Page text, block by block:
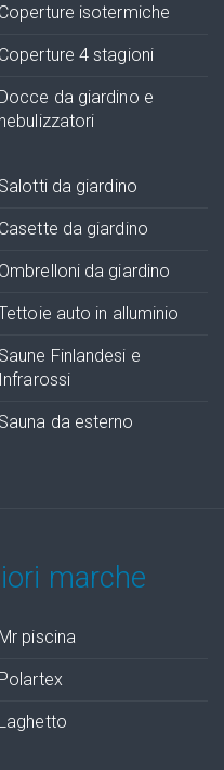
Coperture isotermiche
Coperture 4 stagioni
Docce da giardino e
nebulizzatori
Salotti da giardino
Casette da giardino
Ombrelloni da giardino
auto in alluminio
Saune Finlandesi e
Infrarossi
Sauna da esterno
marche
Mr piscina
Polartex
Laghetto